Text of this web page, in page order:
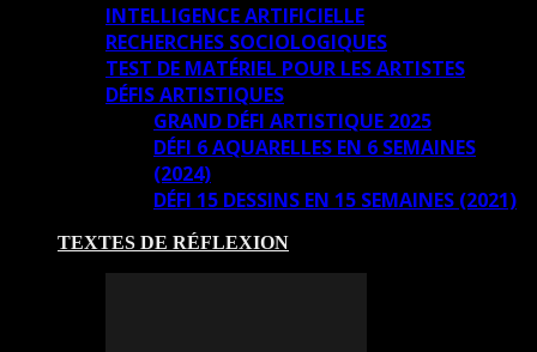
INTELLIGENCE ARTIFICIELLE
RECHERCHES SOCIOLOGIQUES
TEST DE MATÉRIEL POUR LES ARTISTES
DÉFIS ARTISTIQUES
GRAND DÉFI ARTISTIQUE 2025
DÉFI 6 AQUARELLES EN 6 SEMAINES
(2024)
DÉFI 15 DESSINS EN 15 SEMAINES (2021)
TEXTES DE RÉFLEXION